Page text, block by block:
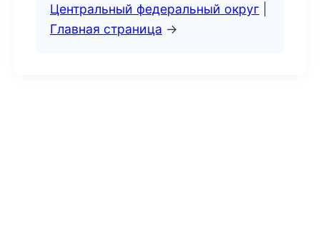
Центральный федеральный округ
Главная страница →